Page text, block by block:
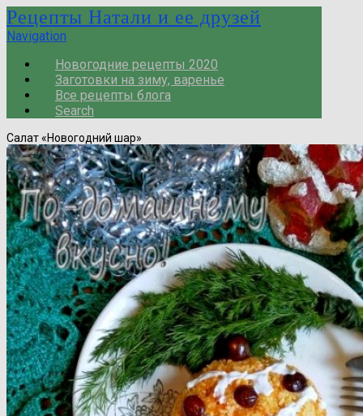
Рецепты Натали и ее друзей
Navigation
Новогодние рецепты 2020
Заготовки на зиму, варенье
Все рецепты блога
Search
Салат «Новогодний шар»